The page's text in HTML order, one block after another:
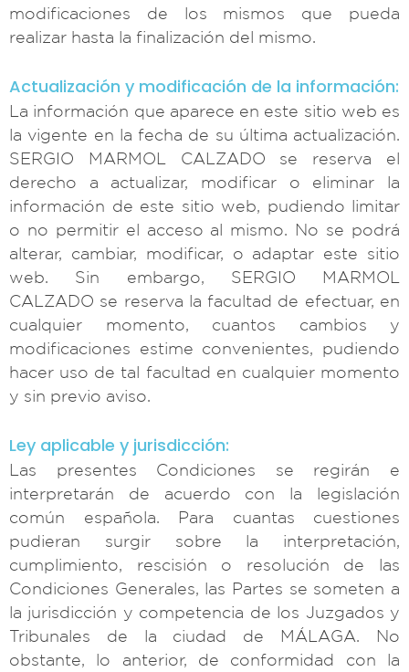
modificaciones de los mismos que pueda
realizar hasta la finalización del mismo.
Actualización y modificación de la información:
La información que aparece en este sitio web es
la vigente en la fecha de su última actualización.
SERGIO MARMOL CALZADO se reserva el
derecho a actualizar, modificar o eliminar la
información de este sitio web, pudiendo limitar
o no permitir el acceso al mismo. No se podrá
alterar, cambiar, modificar, o adaptar este sitio
web. Sin embargo, SERGIO MARMOL
CALZADO se reserva la facultad de efectuar, en
cualquier momento, cuantos cambios y
modificaciones estime convenientes, pudiendo
hacer uso de tal facultad en cualquier momento
y sin previo aviso.
Ley aplicable y jurisdicción:
Las presentes Condiciones se regirán e
interpretarán de acuerdo con la legislación
común española. Para cuantas cuestiones
pudieran surgir sobre la interpretación,
cumplimiento, rescisión o resolución de las
Condiciones Generales, las Partes se someten a
la jurisdicción y competencia de los Juzgados y
Tribunales de la ciudad de MÁLAGA. No
obstante, lo anterior, de conformidad con la